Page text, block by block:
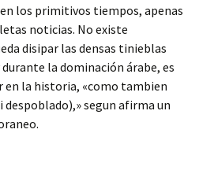
los primitivos tiempos, apenas
noticias. No existe
disipar las densas tinieblas
la dominación árabe, es
en la historia, «como tambien
despoblado),» segun afirma un